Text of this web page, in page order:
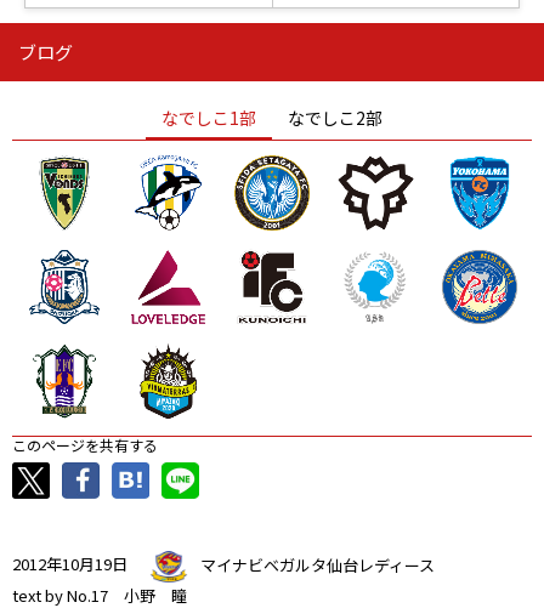
ニッパツ
ニッパツ 名古屋
石人の星
静岡 愛媛Ｌ
ブログ
なでしこ1部 なでしこ2部
このページを共有する
2012年10月19日
マイナビベガルタ仙台レディース
text by No.17 小野 瞳